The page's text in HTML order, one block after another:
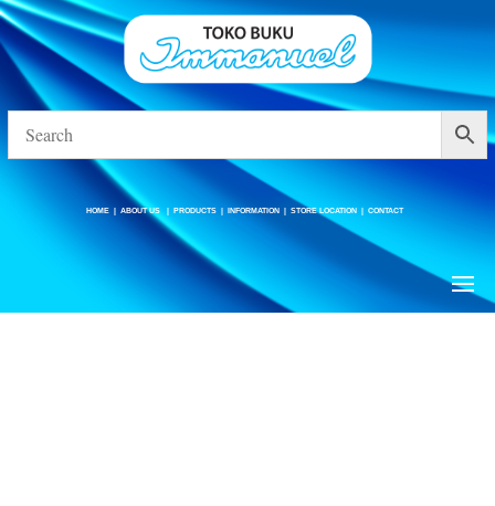
ABOUT US |STORE LOCATION
HOME |ABOUT US |PRODUCTS |INFORMATION |STORE LOCATION |CONTACT